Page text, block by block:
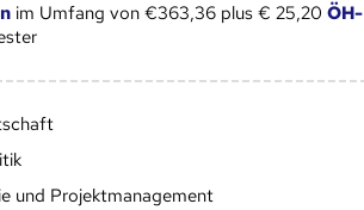
im Umfang von €363,36 plus € 25,20 ÖH-
und Projektmanagement